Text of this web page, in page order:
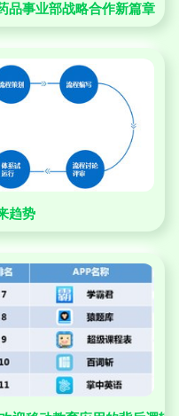
品事业部战略合作新篇章
趋势